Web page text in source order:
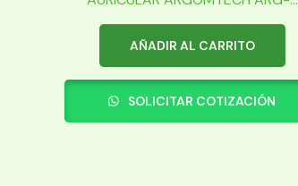
AÑADIR AL CARRITO
SOLICITAR COTIZACIÓN